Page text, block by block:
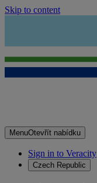
Skip to content
MenuOtevřít nabídku
Sign in to Veracity
Czech Republic